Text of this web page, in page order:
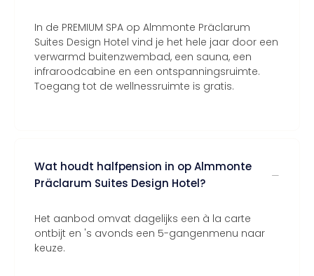
In de PREMIUM SPA op Almmonte Präclarum
Suites Design Hotel vind je het hele jaar door een
verwarmd buitenzwembad, een sauna, een
infraroodcabine en een ontspanningsruimte.
Toegang tot de wellnessruimte is gratis.
Wat houdt halfpension in op Almmonte
Präclarum Suites Design Hotel?
Het aanbod omvat dagelijks een à la carte
ontbijt en 's avonds een 5-gangenmenu naar
keuze.